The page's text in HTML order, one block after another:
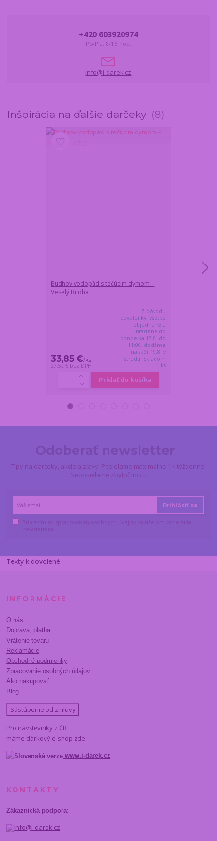
+420 603920974
Po-Pia, 8-16 hod.
info@i-darek.cz
Inšpirácia na ďalšie darčeky 8
Budhov vodopád s tečúcim dymom –
Veselý Budha
33,85 €/ks
27,52 € bez DPH
Z dôvodu
dovolenky, všetko
objednané a
uhradené do
pondelka 17.8. do
11:00, dodáme
najskôr 19.8. v
stredu. Skladom
1 ks
Pridať do košíka
Tipy na darčeky, akcie a zľavy. Posielame maximálne 1× týždenne.
Neposielame zbytočnosti.
Prihlásiť sa
Texty k dovolené
INFORMÁCIE
O nás
Doprava, platba
Vrátenie tovaru
Reklamácie
Obchodné podmienky
Zpracovanie osobných údajov
Ako nakupovať
Blog
Sdstúpenie od zmluvy
Pro návštěvníky z ČR
máme dárkový e-shop zde:
www.i-darek.cz
KONTAKTY
Zákaznická podpora:
info@i-darek.cz